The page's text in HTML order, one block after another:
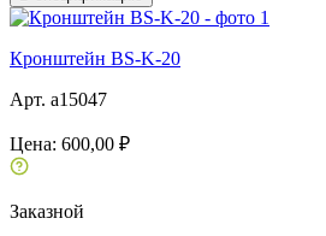
Кронштейн BS-K-20
Арт. a15047
Цена: 600,00 ₽
Заказной